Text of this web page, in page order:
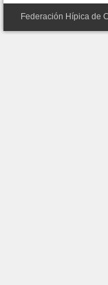
Federación Hípica de